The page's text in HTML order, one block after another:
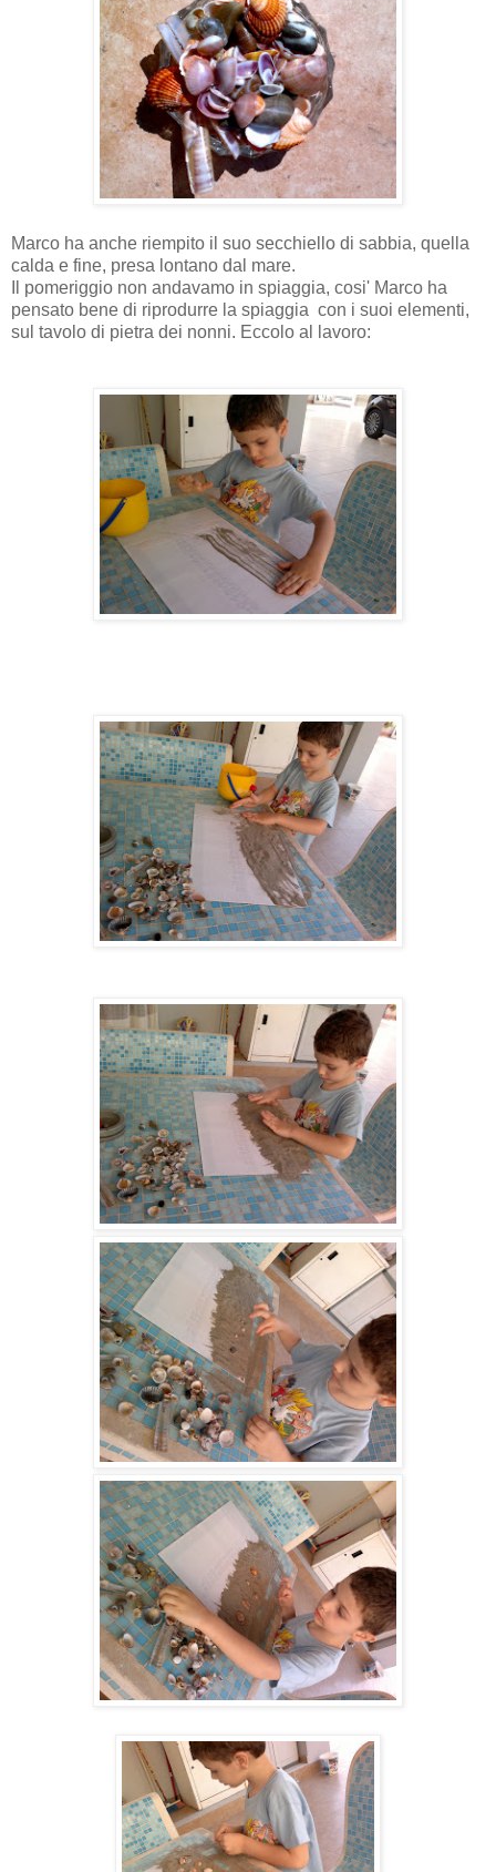
Marco ha anche riempito il suo secchiello di sabbia, quella
calda e fine, presa lontano dal mare.
Il pomeriggio non andavamo in spiaggia, cosi' Marco ha
pensato bene di riprodurre la spiaggia con i suoi elementi,
sul tavolo di pietra dei nonni. Eccolo al lavoro: